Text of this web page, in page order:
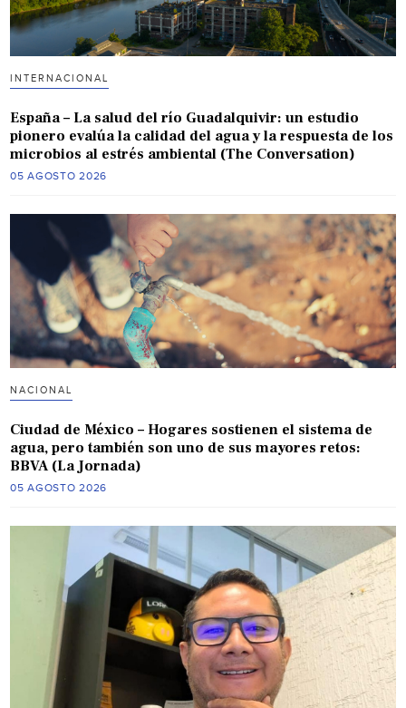
INTERNACIONAL
España – La salud del río Guadalquivir: un estudio
pionero evalúa la calidad del agua y la respuesta de los
microbios al estrés ambiental (The Conversation)
05 AGOSTO 2026
NACIONAL
Ciudad de México – Hogares sostienen el sistema de
agua, pero también son uno de sus mayores retos:
BBVA (La Jornada)
05 AGOSTO 2026